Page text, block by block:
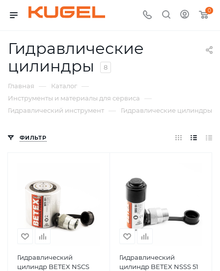
0
Гидравлические
цилиндры
8
Главная — Каталог —
Инструменты и материалы для сервиса —
Гидравлический инструмент — Гидравлические цилиндры
ФИЛЬТР
Гидравлический
цилиндр BETEX NSCS
Гидравлический
цилиндр BETEX NSSS 51